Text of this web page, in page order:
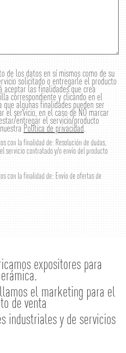
de los datos en sí mismos como de su
solicitado o entregarle el producto
aceptar las finalidades que crea
correspondiente y clicando en el
que algunas finalidades pueden ser
el servicio, en el caso de NO marcar
entregar el servicio/producto
Política de privacidad
con la finalidad de: Resolución de dudas,
servicio contratado y/o envío del producto
con la finalidad de: Envío de ofertas de
expositores para
el marketing para el
de venta
industriales y de servicios